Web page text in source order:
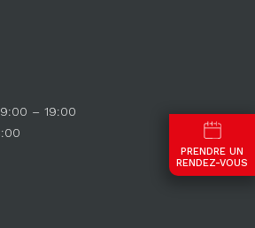
PRENDRE UN
RENDEZ-VOUS
– 19:00